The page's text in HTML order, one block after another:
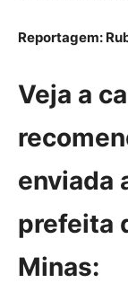
Reportagem:
Veja a
enviada
prefeita
Minas: